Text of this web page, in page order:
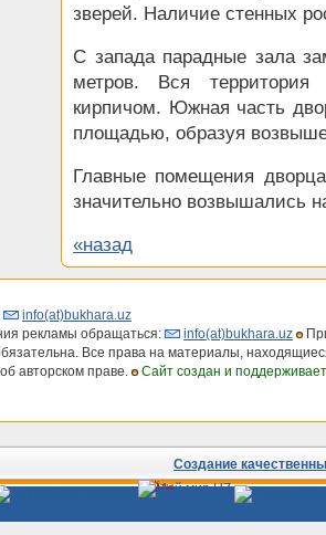
зверей. Наличие стенных
С запада парадные зала
метров. Вся
кирпичом. Южная часть
площадью, образуя
Главные помещения
значительно возвышались
«назад
info(at)bukhara.uz
рекламы обращаться:
info(at)bukhara.uz
Все права на материалы,
авторском праве.
Сайт создан и
Создание
Сайты
Узбекистана